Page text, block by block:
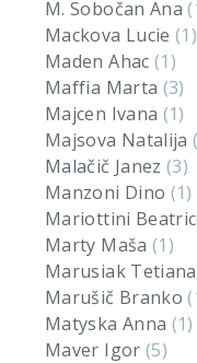
M. Sobočan Ana
Mackova Lucie(1)
Maden Ahac (1)
Maffia Marta (3)
Majcen Ivana (1)
Majsova Natalija
Malačič Janez(3)
Manzoni Dino (1)
Mariottini
Marty Maša (1)
Marusiak
Marušič Branko
Matyska Anna (1)
Maver Igor (5)